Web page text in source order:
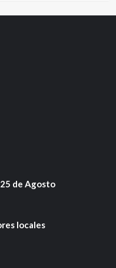
de Agosto
locales